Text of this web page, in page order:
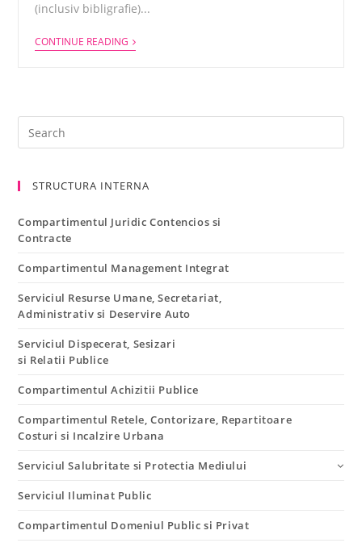
(inclusiv bibligrafie)...
CONTINUE READING
STRUCTURA INTERNA
Compartimentul Juridic Contencios si
Contracte
Compartimentul Management Integrat
Serviciul Resurse Umane, Secretariat,
Administrativ si Deservire Auto
Serviciul Dispecerat, Sesizari
si Relatii Publice
Compartimentul Achizitii Publice
Compartimentul Retele, Contorizare, Repartitoare
Costuri si Incalzire Urbana
Serviciul Salubritate si Protectia Mediului
Serviciul Iluminat Public
Compartimentul Domeniul Public si Privat